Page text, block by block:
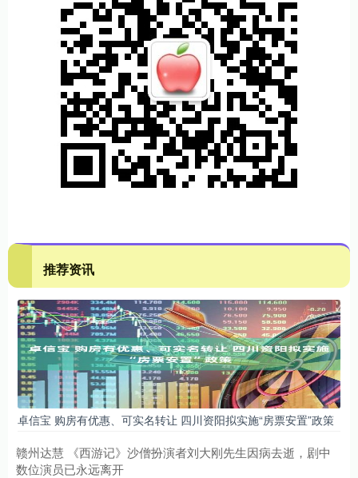
推荐资讯
卓信宝 购房有优惠、可实名转让 四川资阳拟实施“房票安置”政策
赣州达慧 《西游记》沙僧扮演者刘大刚先生因病去逝，剧中
数位演员已永远离开